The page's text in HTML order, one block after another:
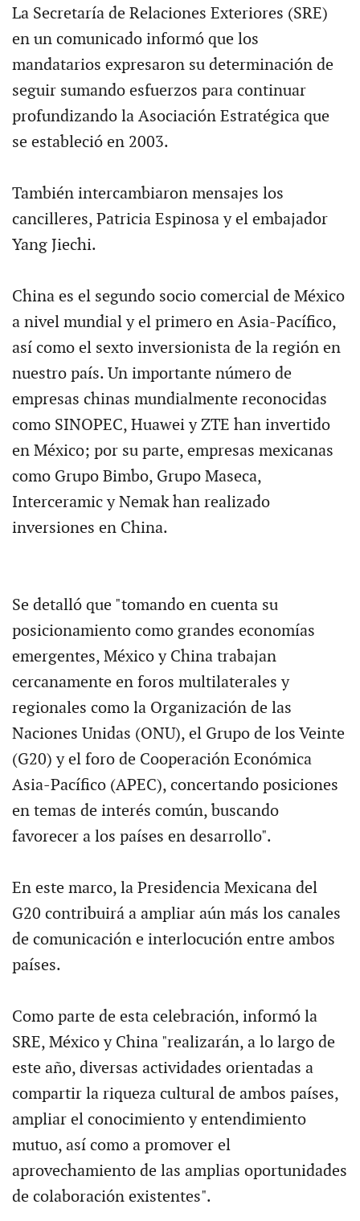
La Secretaría de Relaciones Exteriores (SRE)
en un comunicado informó que los
mandatarios expresaron su determinación de
seguir sumando esfuerzos para continuar
profundizando la Asociación Estratégica que
se estableció en 2003.
También intercambiaron mensajes los
cancilleres, Patricia Espinosa y el embajador
Yang Jiechi.
China es el segundo socio comercial de México
a nivel mundial y el primero en Asia-Pacífico,
así como el sexto inversionista de la región en
nuestro país. Un importante número de
empresas chinas mundialmente reconocidas
como SINOPEC, Huawei y ZTE han invertido
en México; por su parte, empresas mexicanas
como Grupo Bimbo, Grupo Maseca,
Interceramic y Nemak han realizado
inversiones en China.
Se detalló que "tomando en cuenta su
posicionamiento como grandes economías
emergentes, México y China trabajan
cercanamente en foros multilaterales y
regionales como la Organización de las
Naciones Unidas (ONU), el Grupo de los Veinte
(G20) y el foro de Cooperación Económica
Asia-Pacífico (APEC), concertando posiciones
en temas de interés común, buscando
favorecer a los países en desarrollo".
En este marco, la Presidencia Mexicana del
G20 contribuirá a ampliar aún más los canales
de comunicación e interlocución entre ambos
países.
Como parte de esta celebración, informó la
SRE, México y China "realizarán, a lo largo de
este año, diversas actividades orientadas a
compartir la riqueza cultural de ambos países,
ampliar el conocimiento y entendimiento
mutuo, así como a promover el
aprovechamiento de las amplias oportunidades
de colaboración existentes".